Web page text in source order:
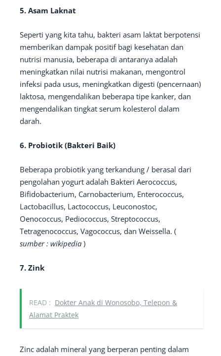
5. Asam Laknat
Seperti yang kita tahu, bakteri asam laktat berpotensi
memberikan dampak positif bagi kesehatan dan
nutrisi manusia, beberapa di antaranya adalah
meningkatkan nilai nutrisi makanan, mengontrol
infeksi pada usus, meningkatkan digesti (pencernaan)
laktosa, mengendalikan beberapa tipe kanker, dan
mengendalikan tingkat serum kolesterol dalam
darah.
6. Probiotik (Bakteri Baik)
Beberapa probiotik yang terkandung / berasal dari
pengolahan yogurt adalah Bakteri Aerococcus,
Bifidobacterium, Carnobacterium, Enterococcus,
Lactobacillus, Lactococcus, Leuconostoc,
Oenococcus, Pediococcus, Streptococcus,
Tetragenococcus, Vagococcus, dan Weissella. (
sumber : wikipedia )
7. Zink
READ : Dokter Anak di Wonosobo, Telepon &
Alamat Praktek
Zinc adalah mineral yang berperan penting dalam